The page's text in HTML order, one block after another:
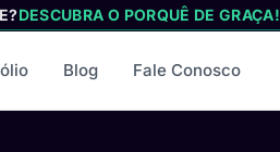
DESCUBRA O PORQUÊ DE GRAÇA!
Blog Fale Conosco